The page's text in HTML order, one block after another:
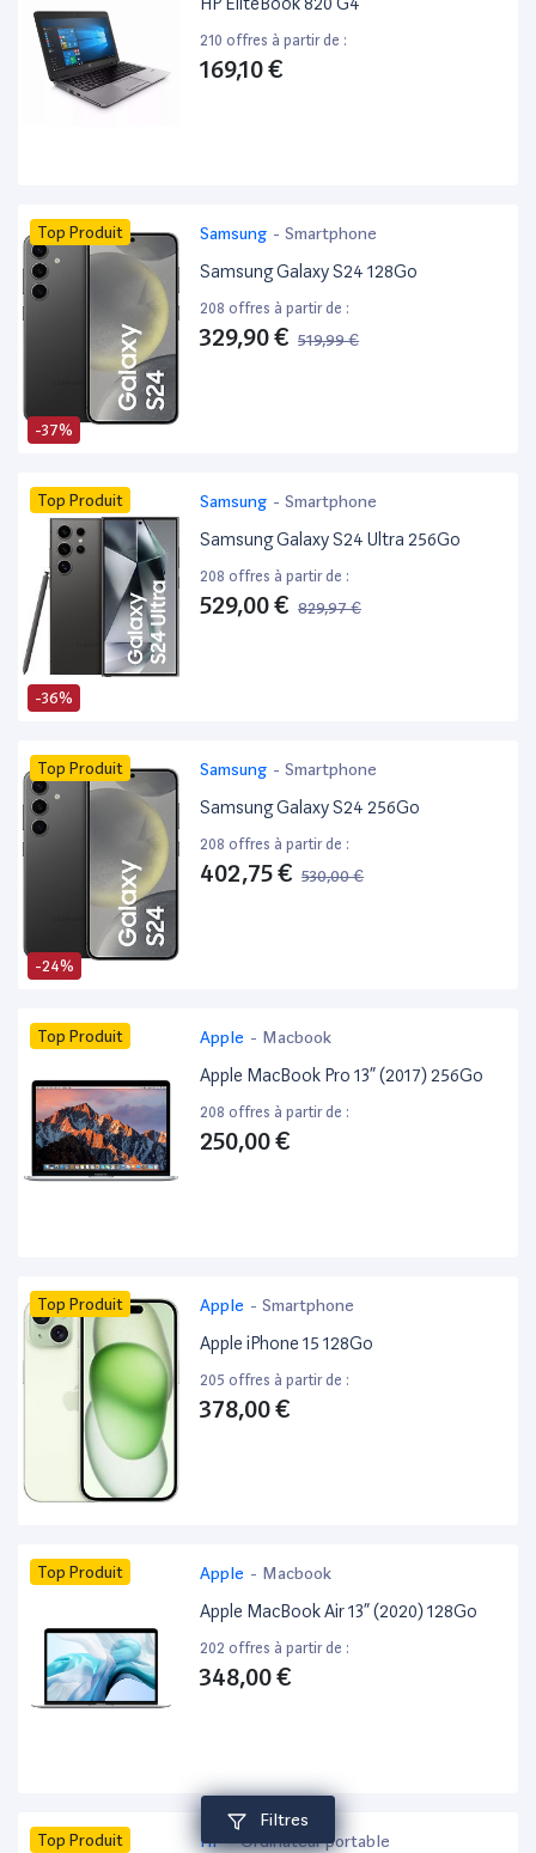
Filtres
210 offres à partir de :
169,10 €
-37%
Top Produit Samsung - Smartphone
Samsung Galaxy S24 128Go
208 offres à partir de :
329,90 € 519,99 €
-36%
Top Produit Samsung - Smartphone
Samsung Galaxy S24 Ultra 256Go
208 offres à partir de :
529,00 € 829,97 €
-24%
Top Produit Samsung - Smartphone
Samsung Galaxy S24 256Go
208 offres à partir de :
402,75 € 530,00 €
Top Produit Apple - Macbook
Apple MacBook Pro 13” (2017) 256Go
208 offres à partir de :
250,00 €
Top Produit Apple - Smartphone
Apple iPhone 15 128Go
205 offres à partir de :
378,00 €
Top Produit Apple - Macbook
Apple MacBook Air 13” (2020) 128Go
202 offres à partir de :
348,00 €
Top Produit HP- Ordinateur portable